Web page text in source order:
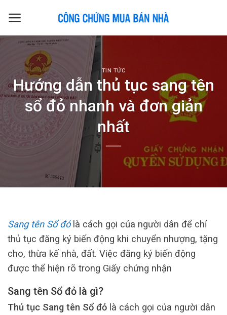
TIN TỨC
Hướng dẫn thủ tục sang tên
sổ đỏ nhanh và đơn giản
nhất
Sang tên Sổ đỏlà cách gọi của người dân để chỉ
thủ tục đăng ký biến động khi chuyển nhượng, tặng
cho, thừa kế nhà, đất. Việc đăng ký biến động
được thể hiện rõ trong Giấy chứng nhận
Sang tên Sổ đỏ là gì?
Thủ tục Sang tên Sổ đỏ là cách gọi của người dân